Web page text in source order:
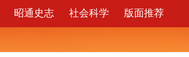
昭通史志
社会科学 版面推荐